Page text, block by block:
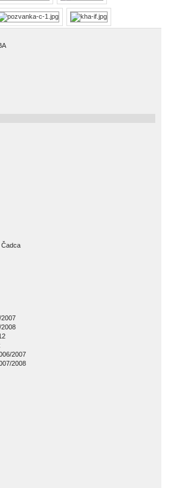
Čadca
2007
2008